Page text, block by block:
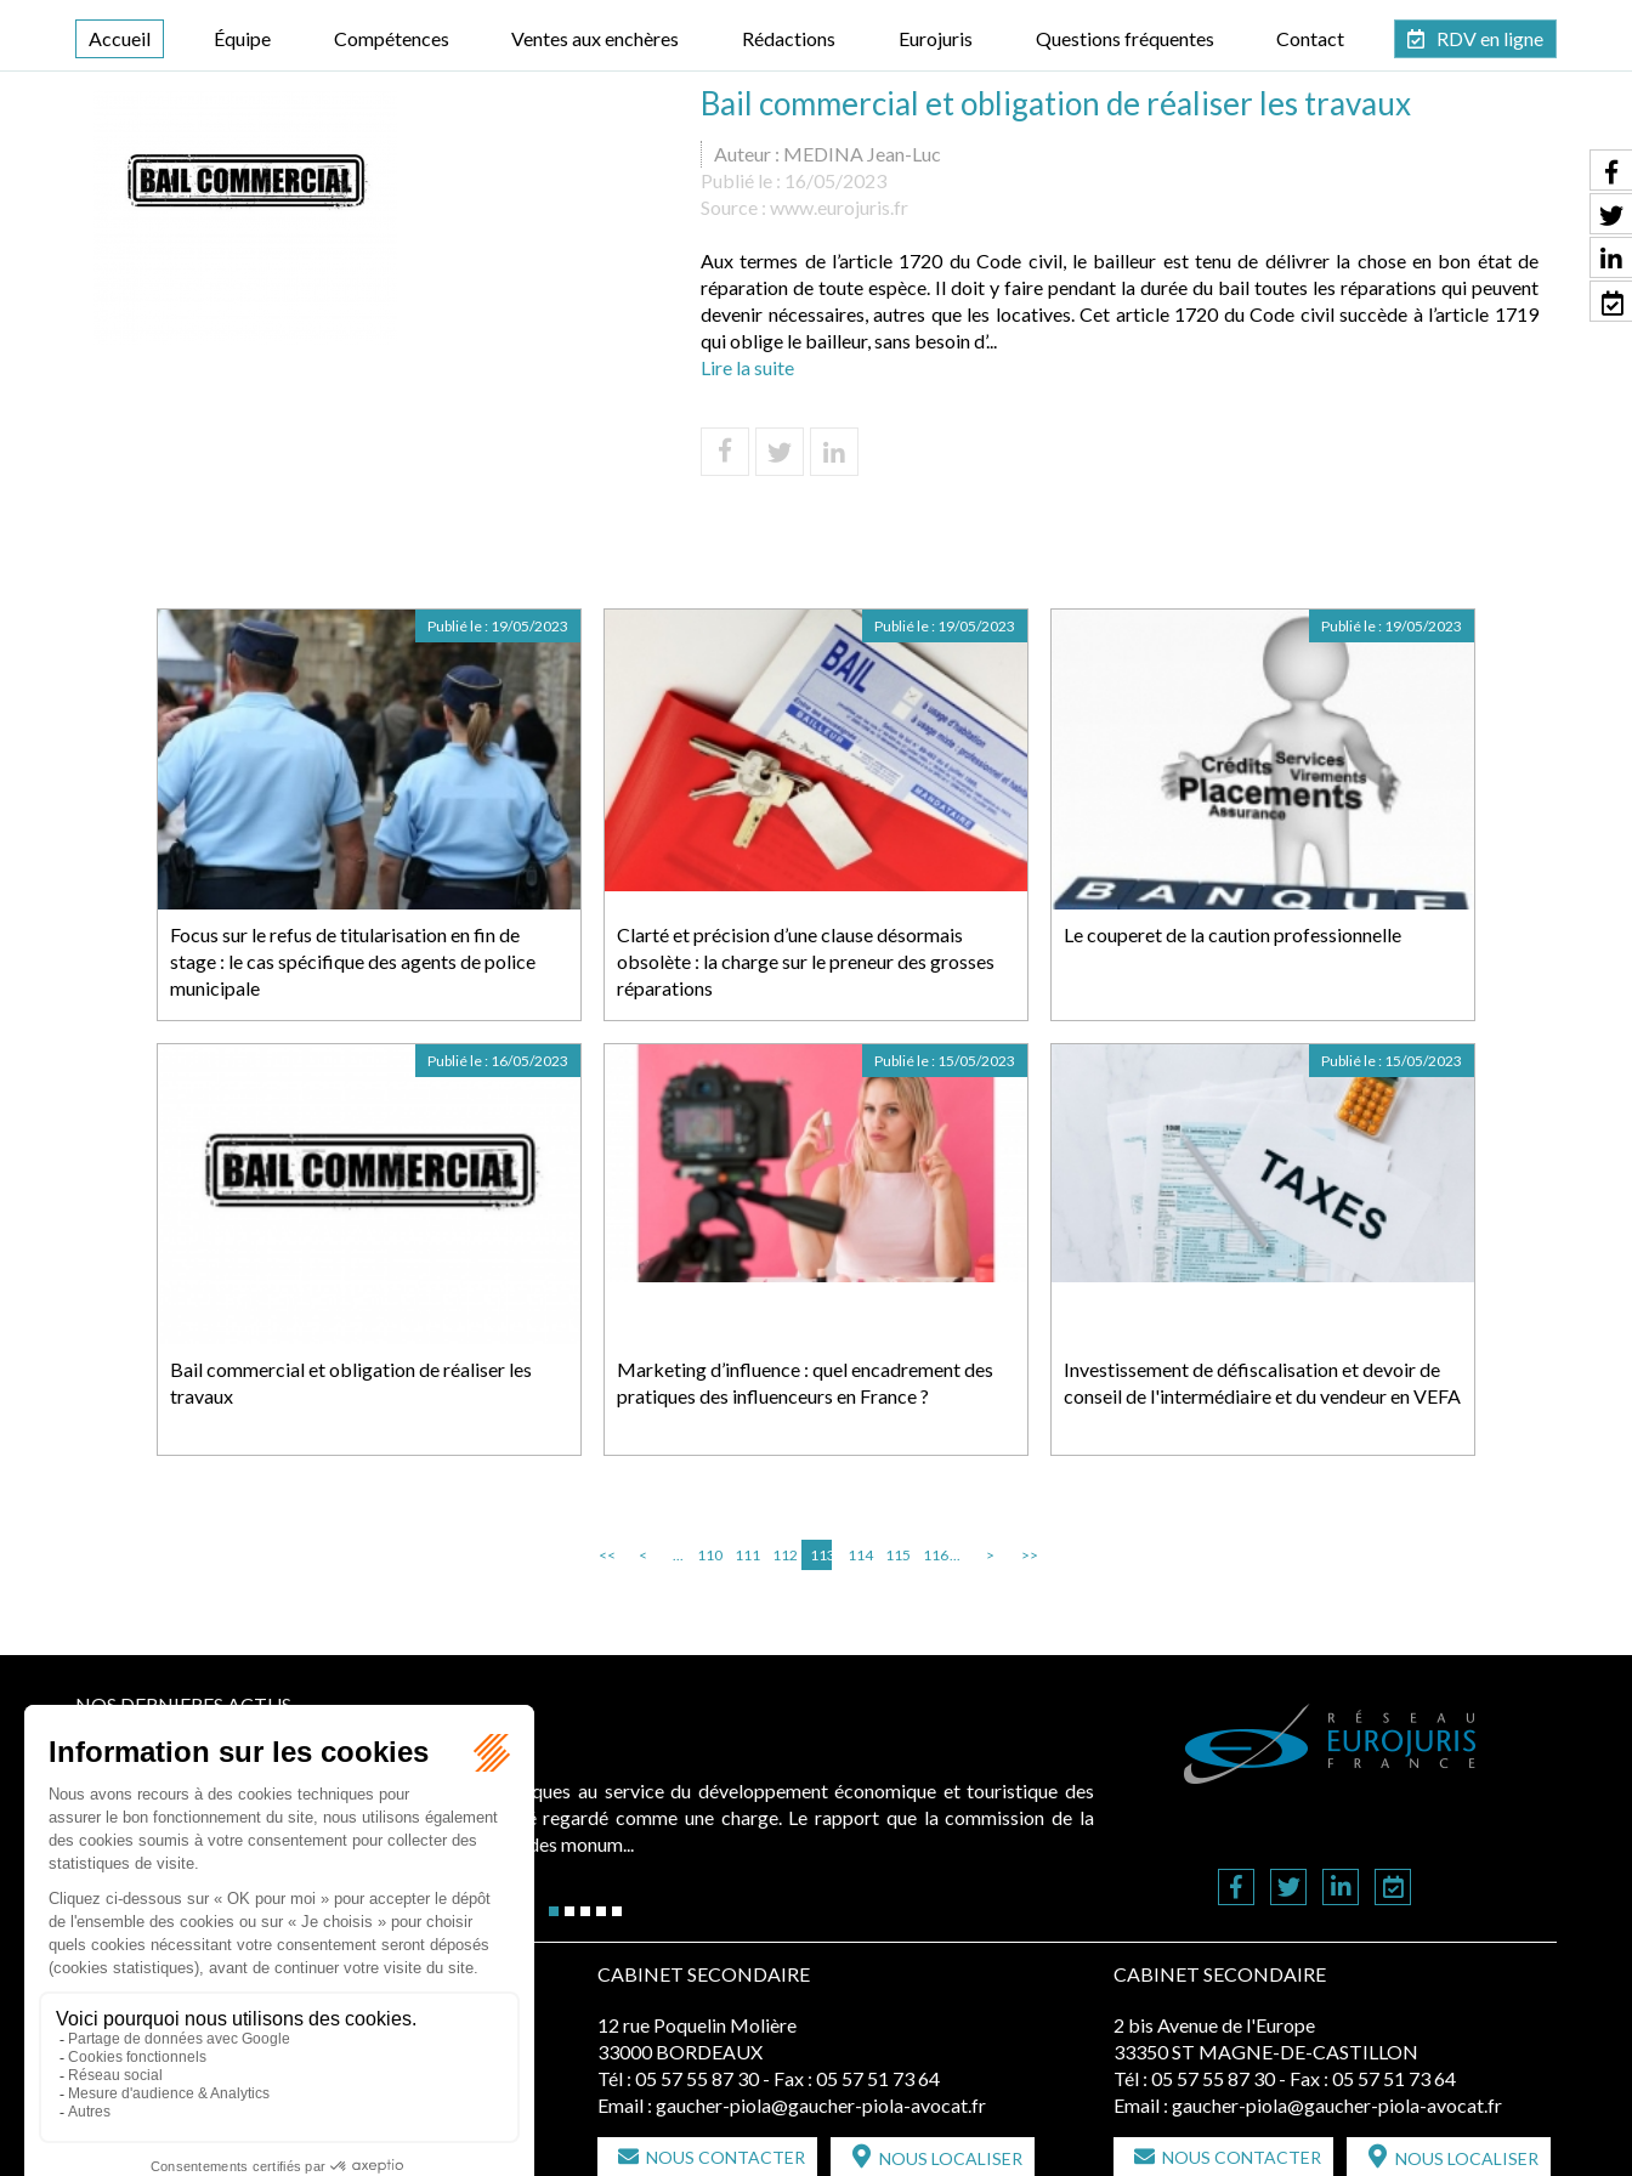
Accueil Équipe Compétences Ventes aux enchères Rédactions Eurojuris Questions fréquentes Contact RDV en ligne
Bail commercial et obligation de réaliser les travaux
Auteur : MEDINA Jean-Luc
Publié le : 16/05/2023
Source : www.eurojuris.fr
Aux termes de l’article 1720 du Code civil, le bailleur est tenu de délivrer la chose en bon état de
réparation de toute espèce. Il doit y faire pendant la durée du bail toutes les réparations qui peuvent
devenir nécessaires, autres que les locatives. Cet article 1720 du Code civil succède à l’article 1719
qui oblige le bailleur, sans besoin d’...
Lire la suite
Focus sur le refus de titularisation en fin de
stage : le cas spécifique des agents de police
municipale
Publié le : 19/05/2023
Clarté et précision d’une clause désormais
obsolète : la charge sur le preneur des grosses
réparations
Publié le : 19/05/2023
Le couperet de la caution professionnelle
Publié le : 19/05/2023
Bail commercial et obligation de réaliser les
travaux
Publié le : 16/05/2023
Marketing d’influence : quel encadrement des
pratiques des influenceurs en France ?
Publié le : 15/05/2023
Investissement de défiscalisation et devoir de
conseil de l'intermédiaire et du vendeur en VEFA
Publié le : 15/05/2023
<< < ... 110 111 112 113 114 115 116... > >>
NOS DERNIERES ACTUS
Le joug léger des monuments historiques
Pour une gestion patrimoniale des monuments historiques au service du développement économique et touristique des
collectivités Le monument historique a longtemps été regardé comme une charge. Le rapport que la commission de la
culture du Sénat a consacré, en juillet 2026, à la gestion des monum...
CABINET D'AVOCATS GAUCHER-PIOLA
20 avenue Galliéni - 33500 LIBOURNE
Tél :05 57 55 87 30 - Fax : 05 57 51 73 64
Email :gaucher-piola@gaucher-piola-avocat.fr
NOUS CONTACTER NOUS LOCALISER
CABINET SECONDAIRE
12 rue Poquelin Molière
33000 BORDEAUX
Tél : 05 57 55 87 30 - Fax : 05 57 51 73 64
Email : gaucher-piola@gaucher-piola-avocat.fr
NOUS CONTACTER NOUS LOCALISER
CABINET SECONDAIRE
2 bis Avenue de l'Europe
33350 ST MAGNE-DE-CASTILLON
Tél : 05 57 55 87 30 - Fax : 05 57 51 73 64
Email : gaucher-piola@gaucher-piola-avocat.fr
NOUS CONTACTER NOUS LOCALISER